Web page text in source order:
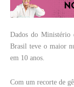
Dados do Ministério
Brasil teve o maior
em 10 anos.
Com um recorte de